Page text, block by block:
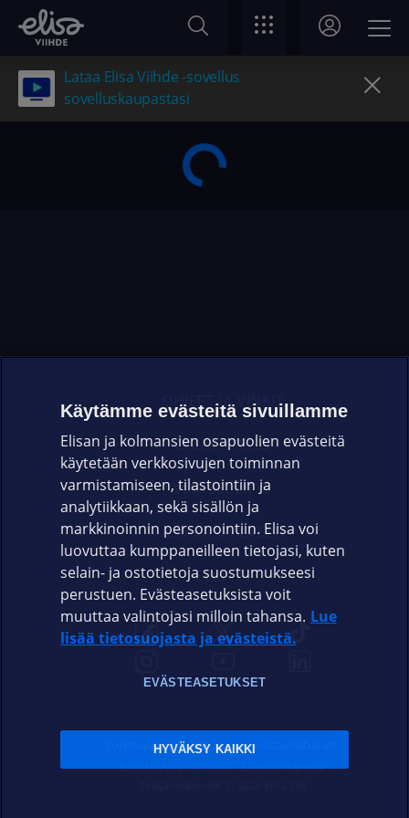
Lataa Elisa Viihde -sovellus
sovelluskaupastasi
OHJEET JA VINKIT
OMAYHTEISÖ
VIANSELVITYS
ASIAKASPALVELU
ELISA.FI
Sopimusehdot Tietosuoja Evästeasetukset
Sääntelyviranomaiset Saavutettavuus
Käytämme evästeitä sivuillamme
Elisan ja kolmansien osapuolien evästeitä
käytetään verkkosivujen toiminnan
varmistamiseen, tilastointiin ja
analytiikkaan, sekä sisällön ja
markkinoinnin personointiin. Elisa voi
luovuttaa kumppaneilleen tietojasi, kuten
selain- ja ostotietoja suostumukseesi
perustuen. Evästeasetuksista voit
muuttaa valintojasi milloin tahansa. Lue
lisää tietosuojasta ja evästeistä.
EVÄSTEASETUKSET
HYVÄKSY KAIKKI